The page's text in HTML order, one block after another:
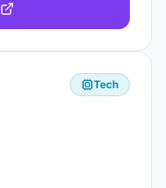
Tech